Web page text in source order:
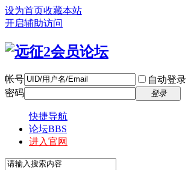
设为首页收藏本站
开启辅助访问
帐号 自动登录
密码
登录
快捷导航
论坛BBS
进入官网